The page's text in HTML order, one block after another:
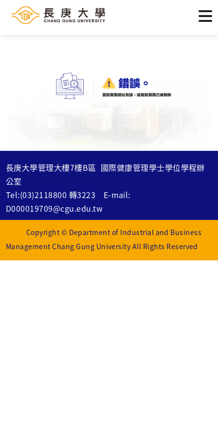
長庚大學管理大樓7樓B區 國際健康管理學士學位學程辦
公室
Tel:(03)2118800 轉3223 E-mail:
D000019709@cgu.edu.tw
Copyright © Department of Industrial and Business
Management Chang Gung University All Rights Reserved